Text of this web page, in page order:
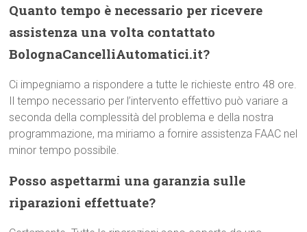
Quanto tempo è necessario per ricevere
assistenza una volta contattato
BolognaCancelliAutomatici.it?
Ci impegniamo a rispondere a tutte le richieste entro 48 ore.
Il tempo necessario per l’intervento effettivo può variare a
seconda della complessità del problema e della nostra
programmazione, ma miriamo a fornire assistenza FAAC nel
minor tempo possibile.
Posso aspettarmi una garanzia sulle
riparazioni effettuate?